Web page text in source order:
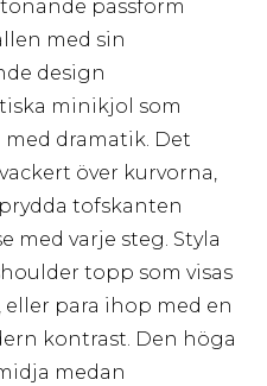
passform
med sin
design
minikjol som
dramatik. Det
över kurvorna,
tofskanten
med varje steg. Styla
topp som visas
para ihop med en
kontrast. Den höga
medan